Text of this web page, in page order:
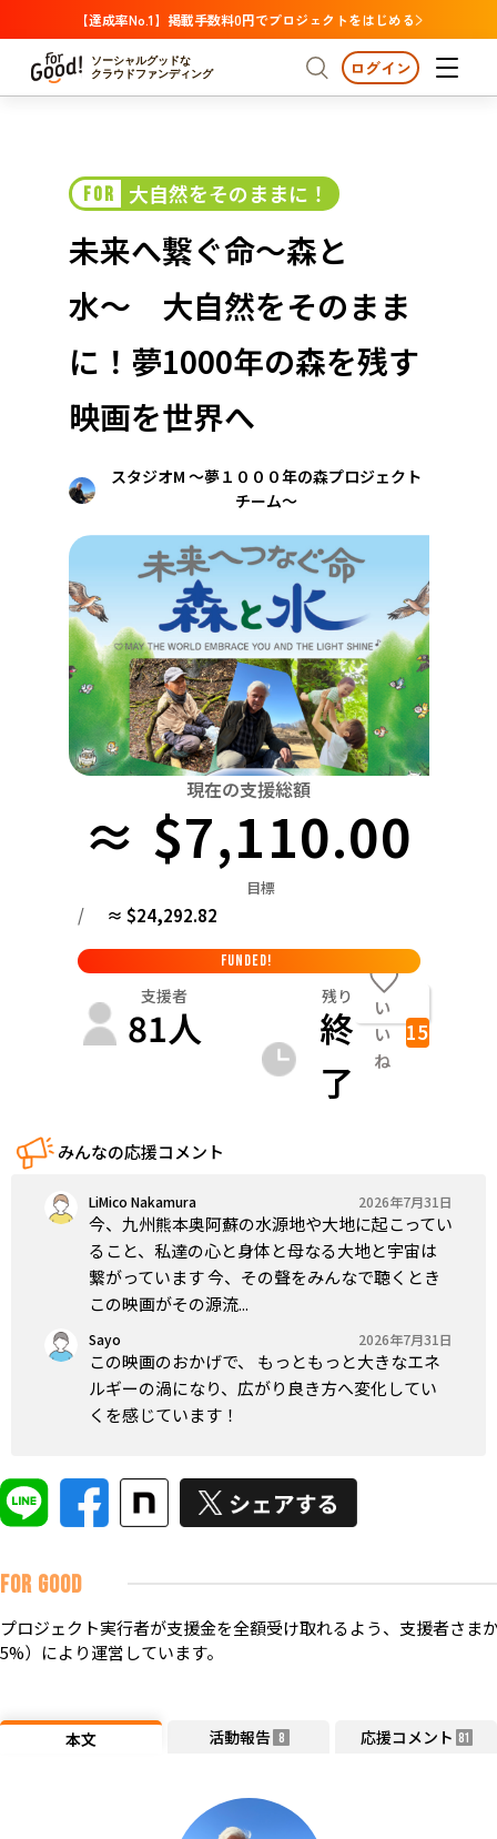
【達成率No.1】掲載手数料0円でプロジェクトをはじめる
ソーシャルグッドな
クラウドファンディング
プロジェクトからさがす 注目
カテゴリーからさがす 国際協力
人権・マイノリティ
関東
近畿
四国
九州・沖縄
注目 新着
支援金額が多い
支援人数が多い
終了日が近い
カテゴリーからさがす
国際協力 医療・福祉
子ども・教育
環境・エシカル
人権・マイノリティ
社会貢献
地域からさがす
北海道 青森 岩手 宮城 秋田 山形
茨城 群馬 埼玉 千葉
新潟 富山 石川 福井 山梨 長野
三重 滋賀 京都 大阪 兵庫 奈良
鳥取 島根 岡山 広島 山口
愛媛 高知
佐賀 長崎 熊本 大分 宮崎
ログイン
FOR 大自然をそのままに！
未来へ繋ぐ命〜森と
水〜 大自然をそのまま
に！夢1000年の森を残す
映画を世界へ
スタジオM 〜夢１０００年の森プロジェクト
チーム〜
現在の支援総額
≈ $7,110.00
目標
/ ≈ $24,292.82
FUNDED!
支援者
81人
残り
終
了
い
い
ね
15
みんなの応援コメント
LiMico Nakamura 2026年7月31日
今、九州熊本奥阿蘇の水源地や大地に起こってい
ること、私達の心と身体と母なる大地と宇宙は
繋がっています 今、その聲をみんなで聴くとき
この映画がその源流...
Sayo 2026年7月31日
この映画のおかげで、 もっともっと大きなエネ
ルギーの渦になり、広がり良き方へ変化してい
くを感じています！
FOR GOOD
プロジェクト実行者が支援金を全額受け取れるよう、支援者さま
5%）により運営しています。
本文 活動報告 8 応援コメント 81